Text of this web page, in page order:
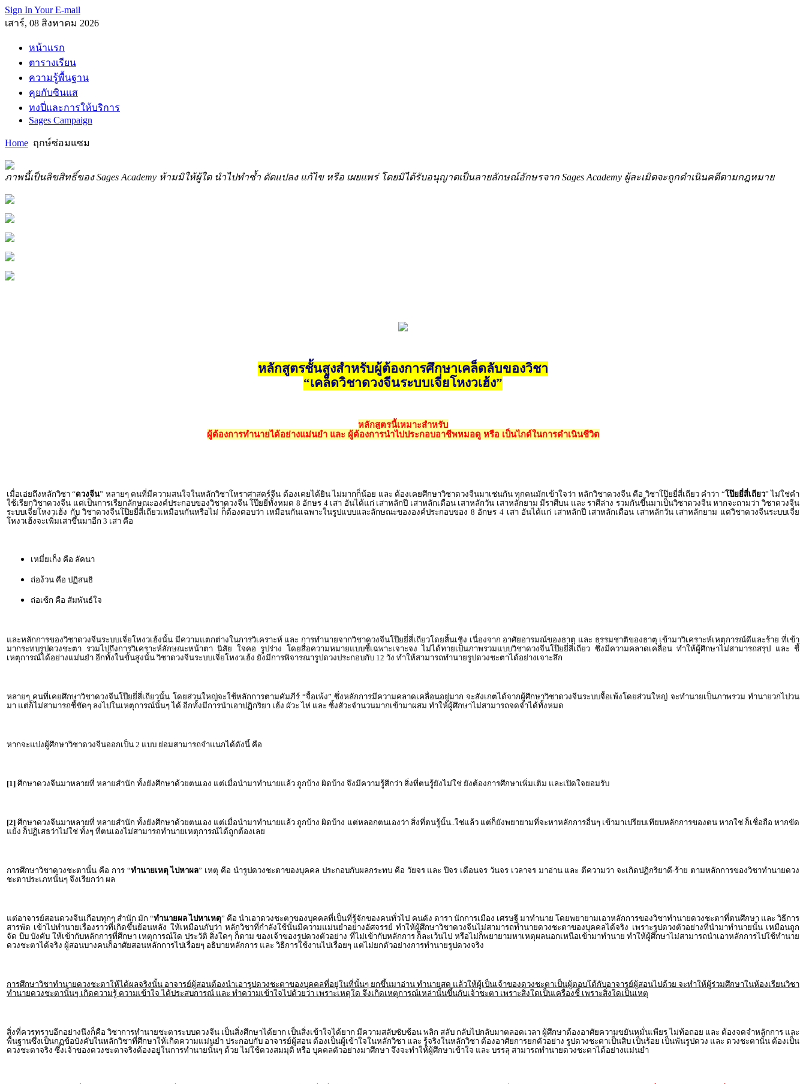
Sign In Your E-mail
เสาร์, 08 สิงหาคม 2026
หน้าแรก
ตารางเรียน
ความรู้พื้นฐาน
คุยกับซินแส
ทงปี่และการให้บริการ
Sages Campaign
Home ฤกษ์ซ่อมแซม
ภาพนี้เป็นลิขสิทธิ์ของ Sages Academy ห้ามมิให้ผู้ใด นำไปทำซ้ำ ดัดแปลง แก้ไข หรือ เผยแพร่ โดยมิได้รับอนุญาตเป็นลายลักษณ์อักษรจาก Sages Academy ผู้ละเมิดจะถูกดำเนินคดีตามกฎหมาย
หลักสูตรชั้นสูงสำหรับผู้ต้องการศึกษาเคล็ดลับของวิชา
“เคล็ดวิชาดวงจีนระบบเจี่ยโหงวเฮ้ง”
หลักสูตรนี้เหมาะสำหรับ
ผู้ต้องการทำนายได้อย่างแม่นยำ และ ผู้ต้องการนำไปประกอบอาชีพหมอดู หรือ เป็นไกด์ในการดำเนินชีวิต
เมื่อเอ่ยถึงหลักวิชา “ดวงจีน” หลายๆ คนที่มีความสนใจในหลักวิชาโหราศาสตร์จีน ต้องเคยได้ยิน ไม่มากก็น้อย และ ต้องเคยศึกษาวิชาดวงจีนมาเช่นกัน ทุกคนมักเข้าใจว่า หลักวิชาดวงจีน คือ วิชาโป๊ยยี่สี่เถียว คำว่า “โป๊ยยี่สี่เถียว” ไม่ใช่คำ
ใช้เรียกวิชาดวงจีน แต่เป็นการเรียกลักษณะองค์ประกอบของวิชาดวงจีน โป๊ยยี่ทั้งหมด 8 อักษร 4 เสา อันได้แก่ เสาหลักปี เสาหลักเดือน เสาหลักวัน เสาหลักยาม มีราศีบน และ ราศีล่าง รวมกันขึ้นมาเป็นวิชาดวงจีน หากจะถามว่า วิชาดวงจีน
ระบบเจี่ยโหงวเฮ้ง กับ วิชาดวงจีนโป๊ยยี่สี่เถียวเหมือนกันหรือไม่ ก็ต้องตอบว่า เหมือนกันเฉพาะในรูปแบบและลักษณะขององค์ประกอบของ 8 อักษร 4 เสา อันได้แก่ เสาหลักปี เสาหลักเดือน เสาหลักวัน เสาหลักยาม แต่วิชาดวงจีนระบบเจี่ย
โหงวเฮ้งจะเพิ่มเสาขึ้นมาอีก 3 เสา คือ
เหมี่ยเก็ง คือ ลัคนา
ถ่อง้วน คือ ปฏิสนธิ
ถ่อเซ้ก คือ สัมพันธ์ใจ
และหลักการของวิชาดวงจีนระบบเจี่ยโหงวเฮ้งนั้น มีความแตกต่างในการวิเคราะห์ และ การทำนายจากวิชาดวงจีนโป๊ยยี่สี่เถียวโดยสิ้นเชิง เนื่องจาก อาศัยอารมณ์ของธาตุ และ ธรรมชาติของธาตุ เข้ามาวิเคราะห์เหตุการณ์ดีและร้าย ที่เข้า
มากระทบรูปดวงชะตา รวมไปถึงการวิเคราะห์ลักษณะหน้าตา นิสัย ใจคอ รูปร่าง โดยสื่อความหมายแบบชี้เฉพาะเจาะจง ไม่ได้ทายเป็นภาพรวมแบบวิชาดวงจีนโป๊ยยี่สี่เถียว ซึ่งมีความคลาดเคลื่อน ทำให้ผู้ศึกษาไม่สามารถสรุป และ ชี้
เหตุการณ์ได้อย่างแม่นยำ อีกทั้งในขั้นสูงนั้น วิชาดวงจีนระบบเจี่ยโหงวเฮ้ง ยังมีการพิจารณารูปดวงประกอบกับ 12 วัง ทำให้สามารถทำนายรูปดวงชะตาได้อย่างเจาะลึก
หลายๆ คนที่เคยศึกษาวิชาดวงจีนโป๊ยยี่สี่เถียวนั้น โดยส่วนใหญ่จะใช้หลักการตามคัมภีร์ “จื้อเพ้ง” ซึ่งหลักการมีความคลาดเคลื่อนอยู่มาก จะสังเกตได้จากผู้ศึกษาวิชาดวงจีนระบบจื้อเพ้งโดยส่วนใหญ่ จะทำนายเป็นภาพรวม ทำนายวกไปวน
มา แต่ก็ไม่สามารถชี้ชัดๆ ลงไปในเหตุการณ์นั้นๆ ได้ อีกทั้งมีการนำเอาปฏิกริยา เฮ้ง ผัวะ ไห่ และ ซิ้งสัวะจำนวนมากเข้ามาผสม ทำให้ผู้ศึกษาไม่สามารถจดจำได้ทั้งหมด
หากจะแบ่งผู้ศึกษาวิชาดวงจีนออกเป็น 2 แบบ ย่อมสามารถจำแนกได้ดังนี้ คือ
[1] ศึกษาดวงจีนมาหลายที่ หลายสำนัก ทั้งยังศึกษาด้วยตนเอง แต่เมื่อนำมาทำนายแล้ว ถูกบ้าง ผิดบ้าง จึงมีความรู้สึกว่า สิ่งที่ตนรู้ยังไม่ใช่ ยังต้องการศึกษาเพิ่มเติม และเปิดใจยอมรับ
[2] ศึกษาดวงจีนมาหลายที่ หลายสำนัก ทั้งยังศึกษาด้วยตนเอง แต่เมื่อนำมาทำนายแล้ว ถูกบ้าง ผิดบ้าง แต่หลอกตนเองว่า สิ่งที่ตนรู้นั้น..ใช่แล้ว แต่ก็ยังพยายามที่จะหาหลักการอื่นๆ เข้ามาเปรียบเทียบหลักการของตน หากใช่ ก็เชื่อถือ หากขัด
แย้ง ก็ปฏิเสธว่าไม่ใช่ ทั้งๆ ที่ตนเองไม่สามารถทำนายเหตุการณ์ได้ถูกต้องเลย
การศึกษาวิชาดวงชะตานั้น คือ การ “ทำนายเหตุ ไปหาผล” เหตุ คือ นำรูปดวงชะตาของบุคคล ประกอบกับผลกระทบ คือ วัยจร และ ปีจร เดือนจร วันจร เวลาจร มาอ่าน และ ตีความว่า จะเกิดปฏิกริยาดี-ร้าย ตามหลักการของวิชาทำนายดวง
ชะตาประเภทนั้นๆ จึงเรียกว่า ผล
แต่อาจารย์สอนดวงจีนเกือบทุกๆ สำนัก มัก “ทำนายผล ไปหาเหตุ” คือ นำเอาดวงชะตาของบุคคลที่เป็นที่รู้จักของคนทั่วไป คนดัง ดารา นักการเมือง เศรษฐี มาทำนาย โดยพยายามเอาหลักการของวิชาทำนายดวงชะตาที่ตนศึกษา และ วิธีการ
สารพัด เข้าไปทำนายเรื่องราวที่เกิดขึ้นย้อนหลัง ให้เหมือนกับว่า หลักวิชาที่กำลังใช้นั้นมีความแม่นยำอย่างอัศจรรย์ ทำให้ผู้ศึกษาวิชาดวงจีนไม่สามารถทำนายดวงชะตาของบุคคลได้จริง เพราะรูปดวงตัวอย่างที่นำมาทำนายนั้น เหมือนถูก
จัด บีบ บังคับ ให้เข้ากับหลักการที่ศึกษา เหตุการณ์ใด ประวัติ สิ่งใดๆ ก็ตาม ของเจ้าของรูปดวงตัวอย่าง ที่ไม่เข้ากับหลักการ ก็ละเว้นไป หรือไม่ก็พยายามหาเหตุผลนอกเหนือเข้ามาทำนาย ทำให้ผู้ศึกษาไม่สามารถนำเอาหลักการไปใช้ทำนาย
ดวงชะตาได้จริง ผู้สอนบางคนก็อาศัยสอนหลักการไปเรื่อยๆ อธิบายหลักการ และ วิธีการใช้งานไปเรื่อยๆ แต่ไม่ยกตัวอย่างการทำนายรูปดวงจริง
การศึกษาวิชาทำนายดวงชะตาให้ได้ผลจริงนั้น อาจารย์ผู้สอนต้องนำเอารูปดวงชะตาของบุคคลที่อยู่ในที่นั้นๆ ยกขึ้นมาอ่าน ทำนายสด แล้วให้ผู้เป็นเจ้าของดวงชะตาเป็นผู้ตอบโต้กับอาจารย์ผู้สอนไปด้วย จะทำให้ผู้ร่วมศึกษาในห้องเรียนวิชา
ทำนายดวงชะตานั้นๆ เกิดความรู้ ความเข้าใจ ได้ประสบการณ์ และ ทำความเข้าใจไปด้วยว่า เพราะเหตุใด จึงเกิดเหตุการณ์เหล่านั้นขึ้นกับเจ้าชะตา เพราะสิ่งใดเป็นเครื่องชี้ เพราะสิ่งใดเป็นเหตุ
สิ่งที่ควรทราบอีกอย่างนึงก็คือ วิชาการทำนายชะตาระบบดวงจีน เป็นสิ่งศึกษาได้ยาก เป็นสิ่งเข้าใจได้ยาก มีความสลับซับซ้อน พลิก สลับ กลับไปกลับมาตลอดเวลา ผู้ศึกษาต้องอาศัยความขยันหมั่นเพียร ไม่ท้อถอย และ ต้องจดจำหลักการ และ
พื้นฐานซึ่งเป็นกฏข้อบังคับในหลักวิชาที่ศึกษาให้เกิดความแม่นยำ ประกอบกับ อาจารย์ผู้สอน ต้องเป็นผู้เข้าใจในหลักวิชา และ รู้จริงในหลักวิชา ต้องอาศัยการยกตัวอย่าง รูปดวงชะตาเป็นสิบ เป็นร้อย เป็นพันรูปดวง และ ดวงชะตานั้น ต้องเป็น
ดวงชะตาจริง ซึ่งเจ้าของดวงชะตาจริงต้องอยู่ในการทำนายนั้นๆ ด้วย ไม่ใช้ดวงสมมุติ หรือ บุคคลตัวอย่างมาศึกษา จึงจะทำให้ผู้ศึกษาเข้าใจ และ บรรลุ สามารถทำนายดวงชะตาได้อย่างแม่นยำ